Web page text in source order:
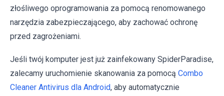
złośliwego oprogramowania za pomocą renomowanego
narzędzia zabezpieczającego, aby zachować ochronę
przed zagrożeniami.
Jeśli twój komputer jest już zainfekowany SpiderParadise,
zalecamy uruchomienie skanowania za pomocą Combo
Cleaner Antivirus dla Android, aby automatycznie